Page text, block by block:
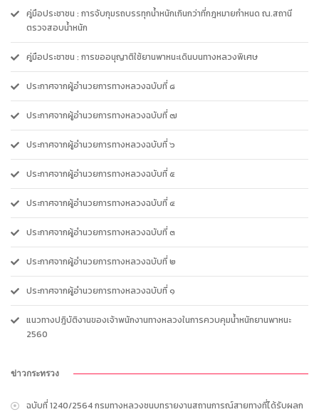
คู่มือประชาชน : การจับกุมรถบรรทุกน้ำหนักเกินกว่าที่กฎหมายกำหนด ณ.สถานี
ตรวจสอบน้ำหนัก
คู่มือประชาชน : การขออนุญาติใช้ยานพาหนะเดินบนทางหลวงพิเศษ
ประกาศจากผู้อำนวยการทางหลวงฉบับที่ ๘
ประกาศจากผู้อำนวยการทางหลวงฉบับที่ ๗
ประกาศจากผู้อำนวยการทางหลวงฉบับที่ ๖
ประกาศจากผู้อำนวยการทางหลวงฉบับที่ ๕
ประกาศจากผู้อำนวยการทางหลวงฉบับที่ ๔
ประกาศจากผู้อำนวยการทางหลวงฉบับที่ ๓
ประกาศจากผู้อำนวยการทางหลวงฉบับที่ ๒
ประกาศจากผู้อำนวยการทางหลวงฉบับที่ ๑
แนวทางปฎิบัติงานของเจ้าพนักงานทางหลวงในการควบคุมน้ำหนักยานพาหนะ
2560
ข่าวกระทรวง
ฉบับที่ 1240/2564 กรมทางหลวงชนบทรายงานสถานการณ์สายทางที่ได้รับผลก